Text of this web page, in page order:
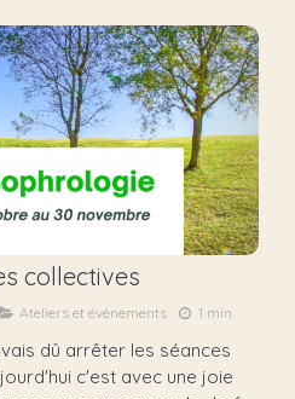
collectives
Ateliers et évènements 1 min.
dû arrêter les séances
c'est avec une joie